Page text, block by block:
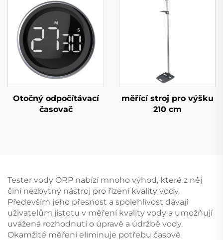
Otočný odpočítávací
časovač
měřící stroj pro výšku
210 cm
Tester vody ORP nabízí mnoho výhod, které z něj
činí nezbytný nástroj pro řízení kvality vody.
Především jeho přesnost a spolehlivost dávají
uživatelům jistotu v měření kvality vody a umožňují
uvážená rozhodnutí o úpravě a údržbě vody.
Okamžité měření eliminuje potřebu časově